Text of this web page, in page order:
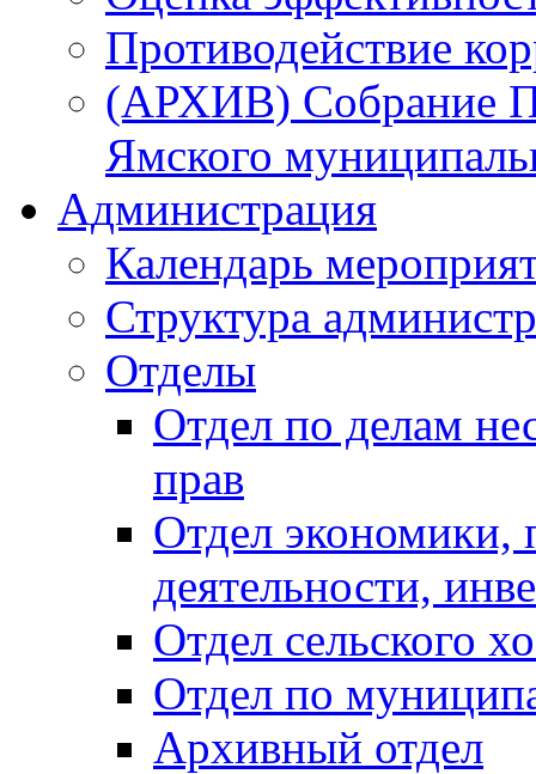
Противодействие
(АРХИВ) Собрание
Ямского
Администрация
Календарь
Структура
Отделы
Отдел по делам
прав
Отдел экономики,
деятельности,
Отдел сельского
Отдел по
Архивный отдел